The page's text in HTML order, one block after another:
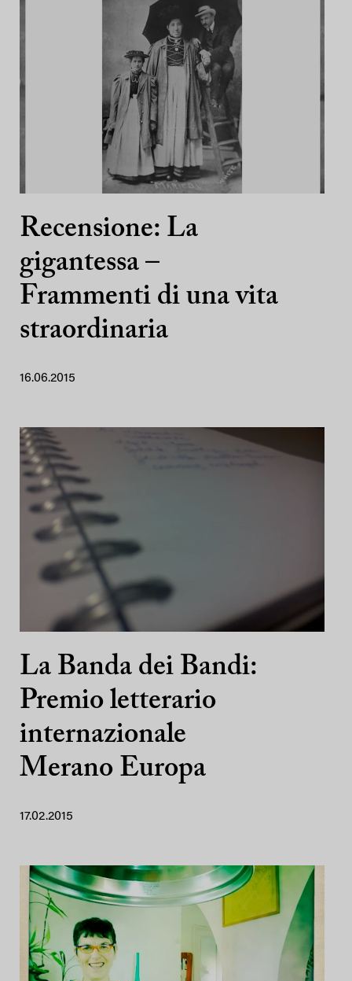
Recensione: La
gigantessa –
Frammenti di una vita
straordinaria
16.06.2015
La Banda dei Bandi:
Premio letterario
internazionale
Merano Europa
17.02.2015